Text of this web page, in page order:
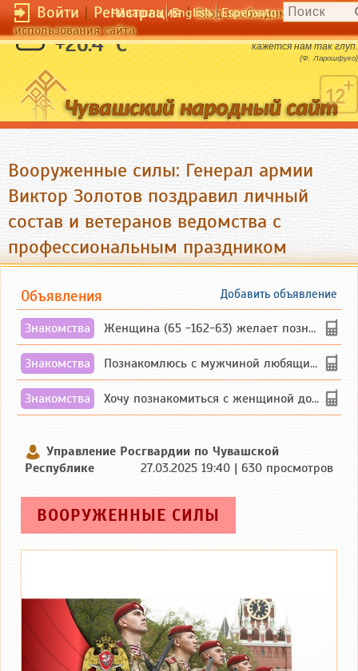
Войти|Регистрация|Вход необходим для
использования сайта
Чӑвашла English Esperanto
+26.4 °C
Как только дурак похвалит нас - он уже не
кажется нам так глуп.
(Ф. Ларошфуко)
Вооруженные силы: Генерал армии
Виктор Золотов поздравил личный
состав и ветеранов ведомства с
профессиональным праздником
Добавить объявление
Объявления
Знакомства Женщина (65 -162-63) желает познакомиться с одиноким, добродушным, без вредных ...
Знакомства Познакомлюсь с мужчиной любящим танцевать и петь на родном чувашском языке
Знакомства Хочу познакомиться с женщиной до 55 лет чувашской или русской национальности дл...
Управление Росгвардии по Чувашской
Республике
27.03.2025 19:40 | 630 просмотров
ВООРУЖЕННЫЕ СИЛЫ